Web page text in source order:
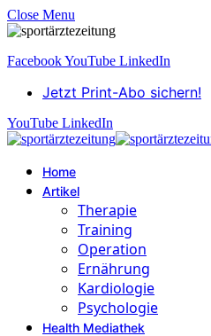
Close Menu
FacebookYouTube LinkedIn
Jetzt Print-Abo sichern!
YouTube LinkedIn
Home
Artikel
Therapie
Training
Operation
Ernährung
Kardiologie
Psychologie
Health Mediathek